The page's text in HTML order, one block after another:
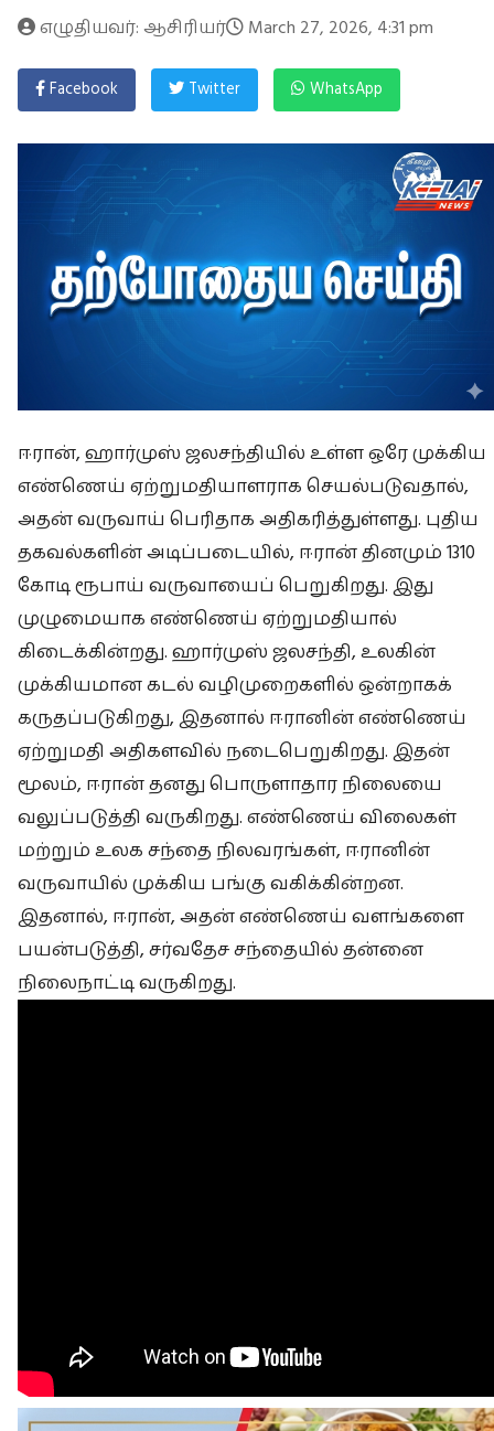
எழுதியவர்: ஆசிரியர் March 27, 2026, 4:31 pm
Facebook Twitter WhatsApp
ஈரான், ஹார்முஸ் ஜலசந்தியில் உள்ள ஒரே முக்கிய
எண்ணெய் ஏற்றுமதியாளராக செயல்படுவதால்,
அதன் வருவாய் பெரிதாக அதிகரித்துள்ளது. புதிய
தகவல்களின் அடிப்படையில், ஈரான் தினமும் 1310
கோடி ரூபாய் வருவாயைப் பெறுகிறது. இது
முழுமையாக எண்ணெய் ஏற்றுமதியால்
கிடைக்கின்றது. ஹார்முஸ் ஜலசந்தி, உலகின்
முக்கியமான கடல் வழிமுறைகளில் ஒன்றாகக்
கருதப்படுகிறது, இதனால் ஈரானின் எண்ணெய்
ஏற்றுமதி அதிகளவில் நடைபெறுகிறது. இதன்
மூலம், ஈரான் தனது பொருளாதார நிலையை
வலுப்படுத்தி வருகிறது. எண்ணெய் விலைகள்
மற்றும் உலக சந்தை நிலவரங்கள், ஈரானின்
வருவாயில் முக்கிய பங்கு வகிக்கின்றன.
இதனால், ஈரான், அதன் எண்ணெய் வளங்களை
பயன்படுத்தி, சர்வதேச சந்தையில் தன்னை
நிலைநாட்டி வருகிறது.